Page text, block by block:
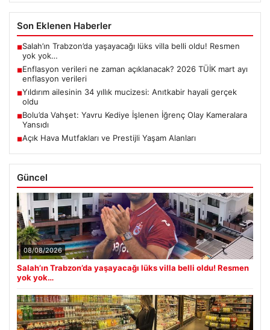
Son Eklenen Haberler
■Salah’ın Trabzon’da yaşayacağı lüks villa belli oldu! Resmen
yok yok…
■Enflasyon verileri ne zaman açıklanacak? 2026 TÜİK mart ayı
enflasyon verileri
■Yıldırım ailesinin 34 yıllık mucizesi: Anıtkabir hayali gerçek
oldu
■Bolu’da Vahşet: Yavru Kediye İşlenen İğrenç Olay Kameralara
Yansıdı
■Açık Hava Mutfakları ve Prestijli Yaşam Alanları
Güncel
08/08/2026
Salah’ın Trabzon’da yaşayacağı lüks villa belli oldu! Resmen
yok yok…